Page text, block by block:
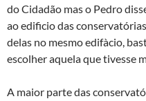
do Cidadão mas o Pedro
ao edificio das
delas no mesmo edifà­cio,
escolher aquela que tivesse
A maior parte das